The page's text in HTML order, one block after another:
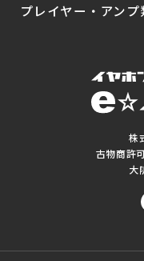
株
古物商許
大
プレイヤー・アンプ